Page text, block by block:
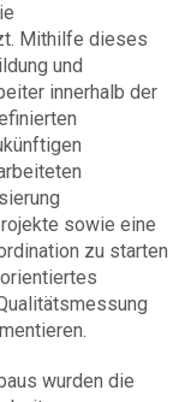
Mithilfe dieses
und
innerhalb der
sowie eine
zu starten
wurden die